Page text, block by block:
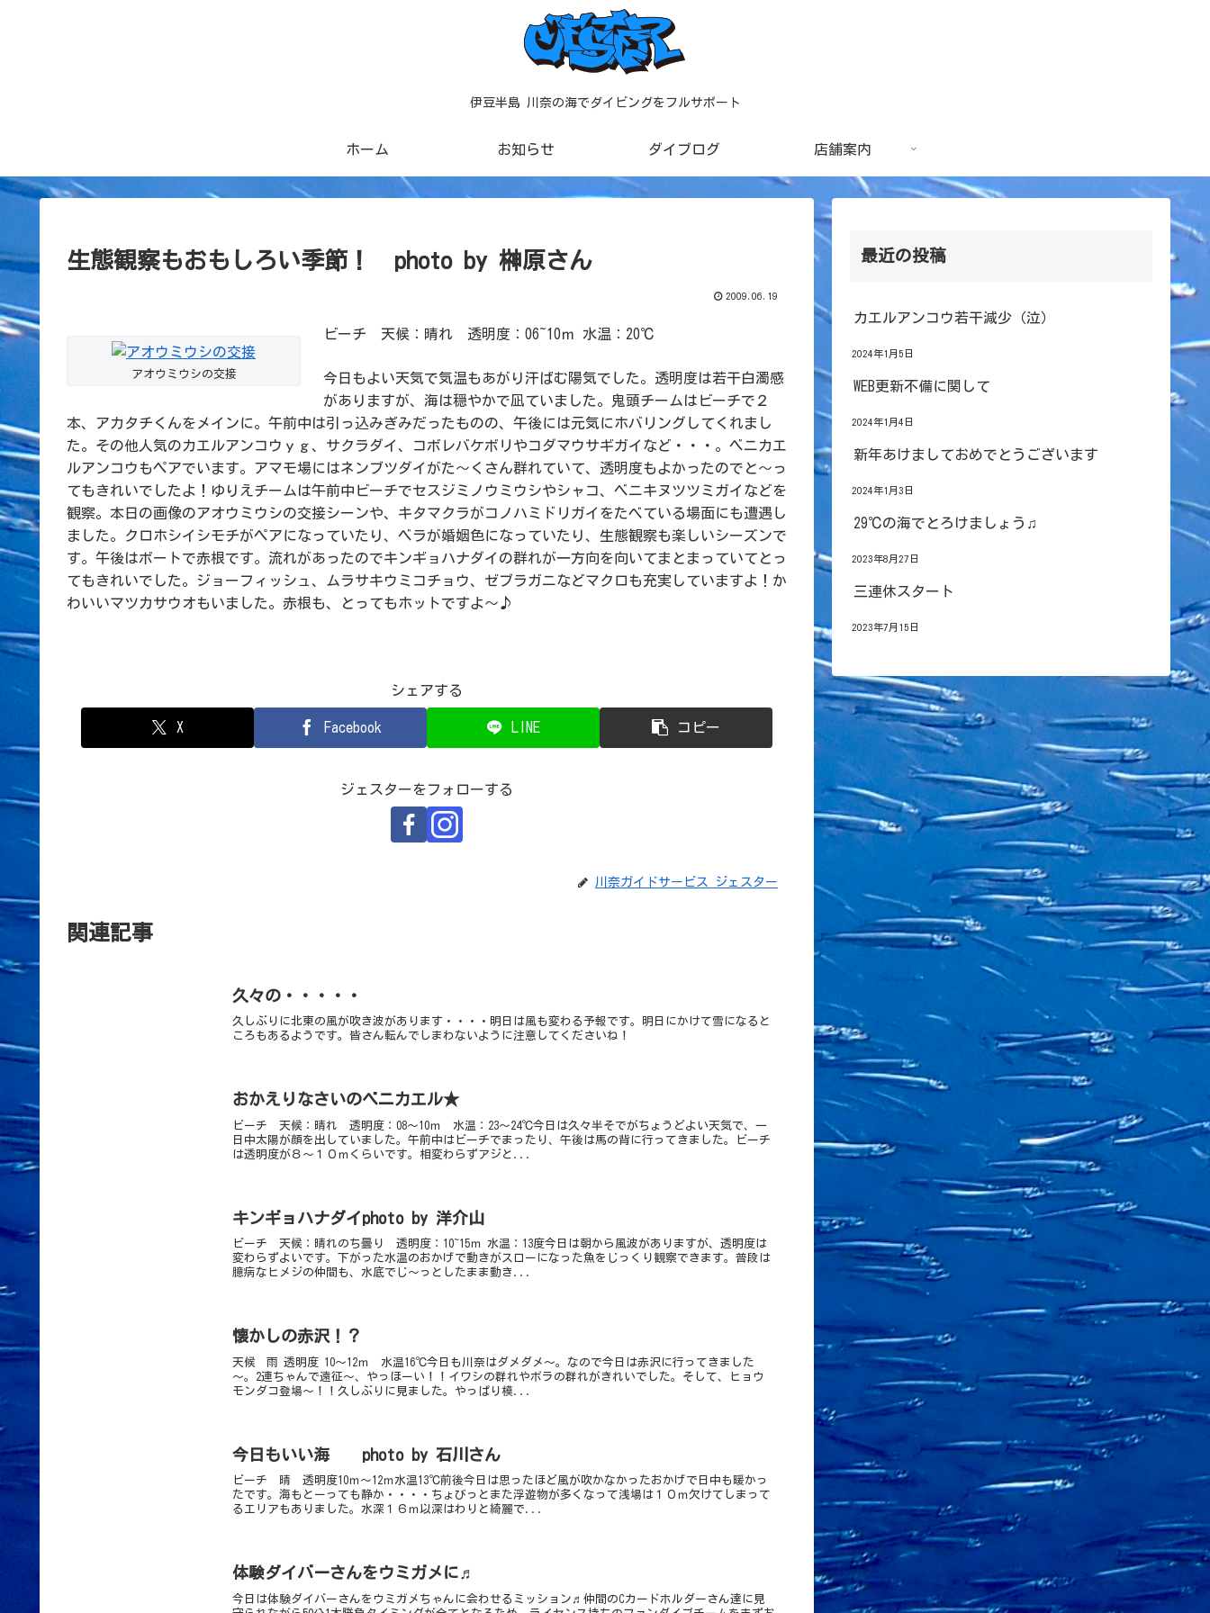
伊豆半島 川奈の海でダイビングをフルサポート
ホーム お知らせ ダイブログ 店舗案内
生態観察もおもしろい季節！ photo by 榊原さん
2009.06.19
アオウミウシの交接
ビーチ 天候：晴れ 透明度：06~10ｍ 水温：20℃
今日もよい天気で気温もあがり汗ばむ陽気でした。透明度は若干白濁感
がありますが、海は穏やかで凪ていました。鬼頭チームはビーチで２
本、アカタチくんをメインに。午前中は引っ込みぎみだったものの、午後には元気にホバリングしてくれまし
た。その他人気のカエルアンコウｙｇ、サクラダイ、コボレバケボリやコダマウサギガイなど・・・。ベニカエ
ルアンコウもペアでいます。アマモ場にはネンブツダイがた～くさん群れていて、透明度もよかったのでと～っ
てもきれいでしたよ！ゆりえチームは午前中ビーチでセスジミノウミウシやシャコ、ベニキヌツツミガイなどを
観察。本日の画像のアオウミウシの交接シーンや、キタマクラがコノハミドリガイをたべている場面にも遭遇し
ました。クロホシイシモチがペアになっていたり、ベラが婚姻色になっていたり、生態観察も楽しいシーズンで
す。午後はボートで赤根です。流れがあったのでキンギョハナダイの群れが一方向を向いてまとまっていてとっ
てもきれいでした。ジョーフィッシュ、ムラサキウミコチョウ、ゼブラガニなどマクロも充実していますよ！か
わいいマツカサウオもいました。赤根も、とってもホットですよ～♪
シェアする
X Facebook LINE コピー
ジェスターをフォローする
川奈ガイドサービス ジェスター
関連記事
久々の・・・・・
久しぶりに北東の風が吹き波があります・・・・明日は風も変わる予報です。明日にかけて雪になると
ころもあるようです。皆さん転んでしまわないように注意してくださいね！
おかえりなさいのベニカエル★
ビーチ 天候：晴れ 透明度：08～10ｍ 水温：23～24℃今日は久々半そでがちょうどよい天気で、一
日中太陽が顔を出していました。午前中はビーチでまったり、午後は馬の背に行ってきました。ビーチ
は透明度が８～１０ｍくらいです。相変わらずアジと...
キンギョハナダイphoto by 洋介山
ビーチ 天候：晴れのち曇り 透明度：10~15ｍ 水温：13度今日は朝から風波がありますが、透明度は
変わらずよいです。下がった水温のおかげで動きがスローになった魚をじっくり観察できます。普段は
臆病なヒメジの仲間も、水底でじ～っとしたまま動き...
懐かしの赤沢！？
天候 雨 透明度 10～12ｍ 水温16℃今日も川奈はダメダメ～。なので今日は赤沢に行ってきました
～。2連ちゃんで遠征～、やっほーい！！イワシの群れやボラの群れがきれいでした。そして、ヒョウ
モンダコ登場～！！久しぶりに見ました。やっぱり模...
今日もいい海 photo by 石川さん
ビーチ 晴 透明度10ｍ～12ｍ水温13℃前後今日は思ったほど風が吹かなかったおかげで日中も暖かっ
たです。海もとーっても静か・・・・ちょびっとまた浮遊物が多くなって浅場は１０ｍ欠けてしまって
るエリアもありました。水深１６ｍ以深はわりと綺麗で...
体験ダイバーさんをウミガメに♬
今日は体験ダイバーさんをウミガメちゃんに会わせるミッション♬仲間のCカードホルダーさん達に見
最近の投稿
カエルアンコウ若干減少（泣）
2024年1月5日
WEB更新不備に関して
2024年1月4日
新年あけましておめでとうございます
2024年1月3日
29℃の海でとろけましょう♫
2023年8月27日
三連休スタート
2023年7月15日